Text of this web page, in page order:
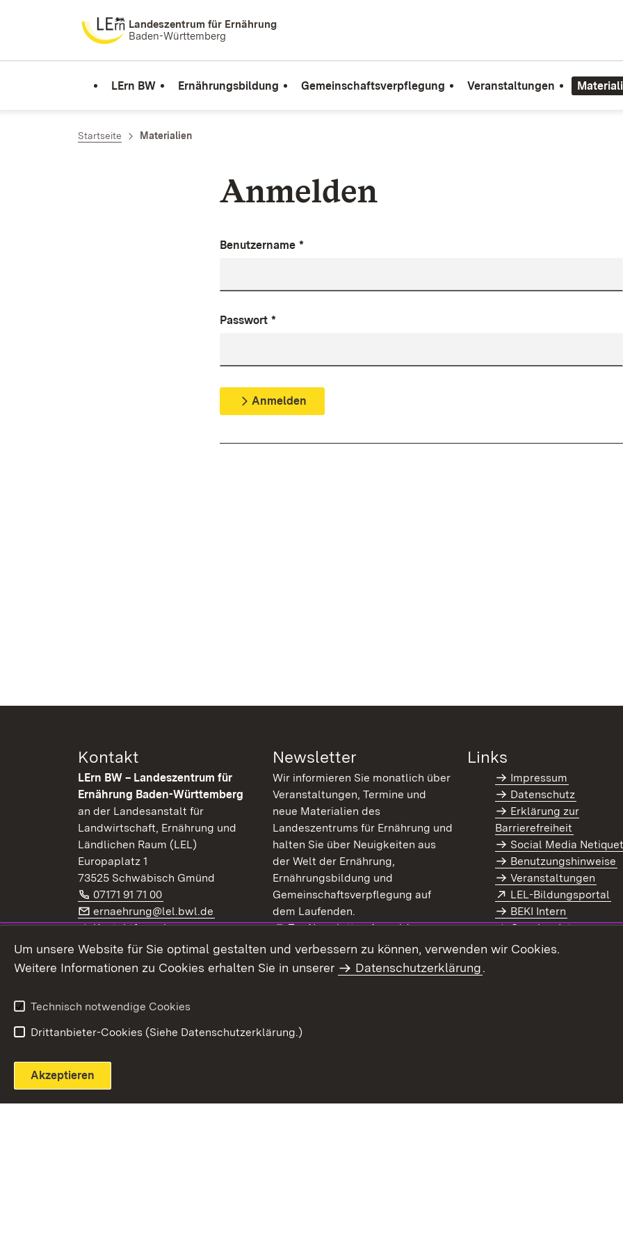
Zum Inhalt springenLandeszentrum für Ernährung
Baden-Württemberg
LErn BW Ernährungsbildung Gemeinschaftsverpflegung Veranstaltungen
Startseite Materialien
Anmelden
Benutzername *
Passwort *
Anmelden
Kontakt
LErn BW – Landeszentrum für
Ernährung Baden-Württemberg
an der Landesanstalt für
Landwirtschaft, Ernährung und
Ländlichen Raum (LEL)
Europaplatz 1
73525 Schwäbisch Gmünd
Telefon:
07171 91 71 00 (Öffnet in neuem Fenster)
E-Mail:
ernaehrung@lel.bwl.de (Öffnet in neuem Fenster)
Kontaktformular
Extern:
LinkedIn (Öffnet in neuem Fenster)
Newsletter
Wir informieren Sie monatlich über
Veranstaltungen, Termine und
neue Materialien des
Landeszentrums für Ernährung und
halten Sie über Neuigkeiten aus
der Welt der Ernährung,
Ernährungsbildung und
Gemeinschaftsverpflegung auf
dem Laufenden.
Extern:
Zur Newsletter-Anmeldung(Öffnet in neuem Fenster)
Newsletter-Archiv
Links
Impressum
Datenschutz
Erklärung zur
Barrierefreiheit
Social Media
Benutzungshinweise
Veranstaltungen
Extern:
LEL-Bildungsportal
BEKI Intern
Coaches Intern
Intranet
Um unsere Website für Sie optimal gestalten und verbessern zu können, verwenden wir Cookies.
Weitere Informationen zu Cookies erhalten Sie in unserer
Datenschutzerklärung.
Technisch notwendige Cookies
Drittanbieter-Cookies (Siehe Datenschutzerklärung.)
Akzeptieren